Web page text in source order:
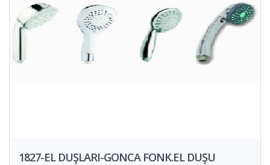
1827-EL DUŞLARI-GONCA FONK.EL DUŞU